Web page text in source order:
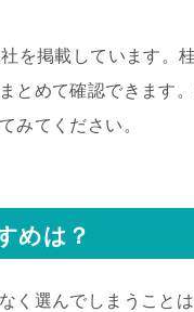
を掲載しています。
とめて確認できます
みてください。
めは？
く選んでしまうこと